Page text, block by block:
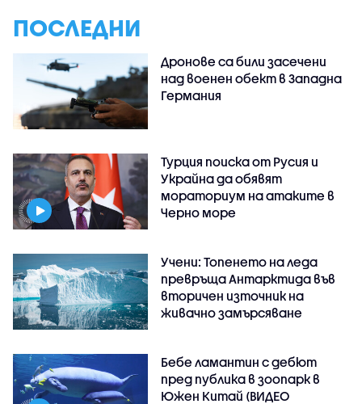
ПОСЛЕДНИ
Дронове са били засечени
над военен обект в Западна
Германия
Турция поиска от Русия и
Украйна да обявят
мораториум на атаките в
Черно море
Учени: Топенето на леда
превръща Антарктида във
вторичен източник на
живачно замърсяване
Бебе ламантин с дебют
пред публика в зоопарк в
Южен Китай (ВИДЕО